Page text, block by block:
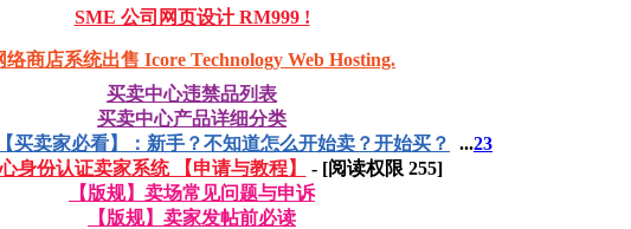
SME 公司网页设计 RM999 !
络商店系统出售 Icore Technology Web Hosting.
买卖中心违禁品列表
买卖中心产品详细分类
买卖家必看】：新手？不知道怎么开始卖？开始买？
...23
身份认证卖家系统 【申请与教程】
- [阅读权限 255]
【版规】卖场常见问题与申诉
【版规】卖家发帖前必读